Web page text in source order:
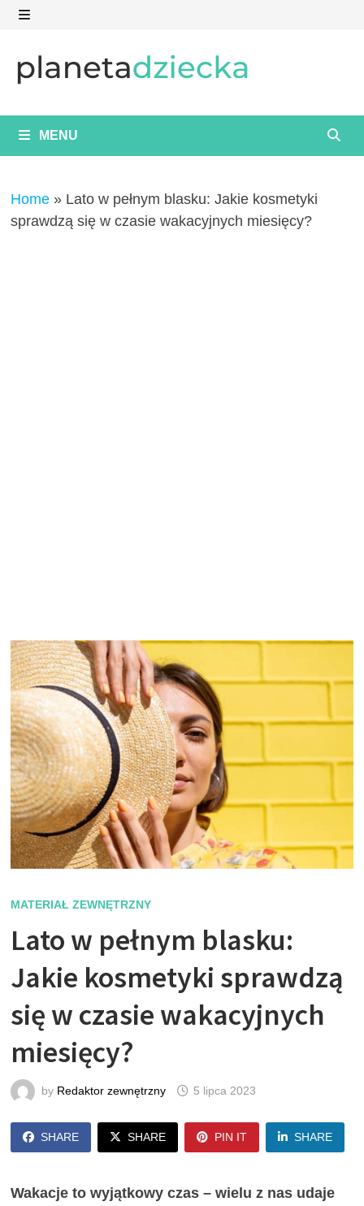
Skip
content
MENU
Home » Lato w pełnym blasku: Jakie kosmetyki
sprawdzą się w czasie wakacyjnych miesięcy?
MATERIAŁ ZEWNĘTRZNY
Lato w pełnym blasku:
Jakie kosmetyki sprawdzą
się w czasie wakacyjnych
miesięcy?
by Redaktor zewnętrzny 5 lipca 2023
SHARE SHARE PIN IT SHARE
Wakacje to wyjątkowy czas – wielu z nas udaje